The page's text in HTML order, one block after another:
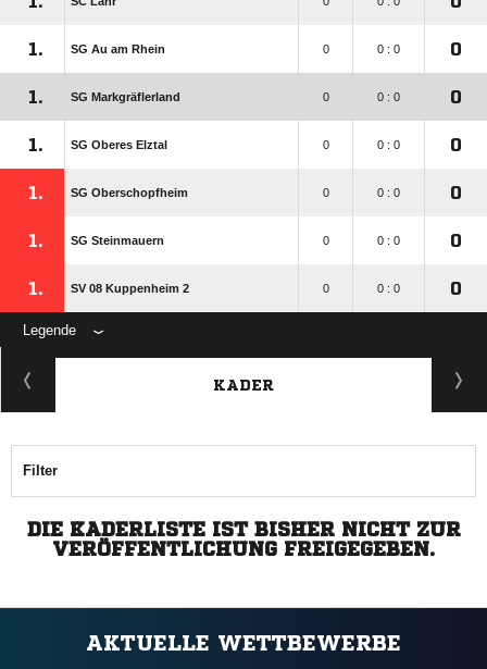
1. SG Au am Rhein 0 0 : 0 0
1. SG Markgräflerland 0 0 : 0 0
1. SG Oberes Elztal 0 0 : 0 0
1. SG Oberschopfheim 0 0 : 0 0
1. SG Steinmauern 0 0 : 0 0
1. SV 08 Kuppenheim 2 0 0 : 0 0
Legende
KADER
Filter
DIE KADERLISTE IST BISHER NICHT ZUR
VERÖFFENTLICHUNG FREIGEGEBEN.
AKTUELLE WETTBEWERBE